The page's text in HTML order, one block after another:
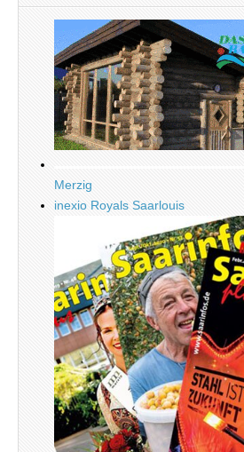
Merzig
inexio Royals Saarlouis